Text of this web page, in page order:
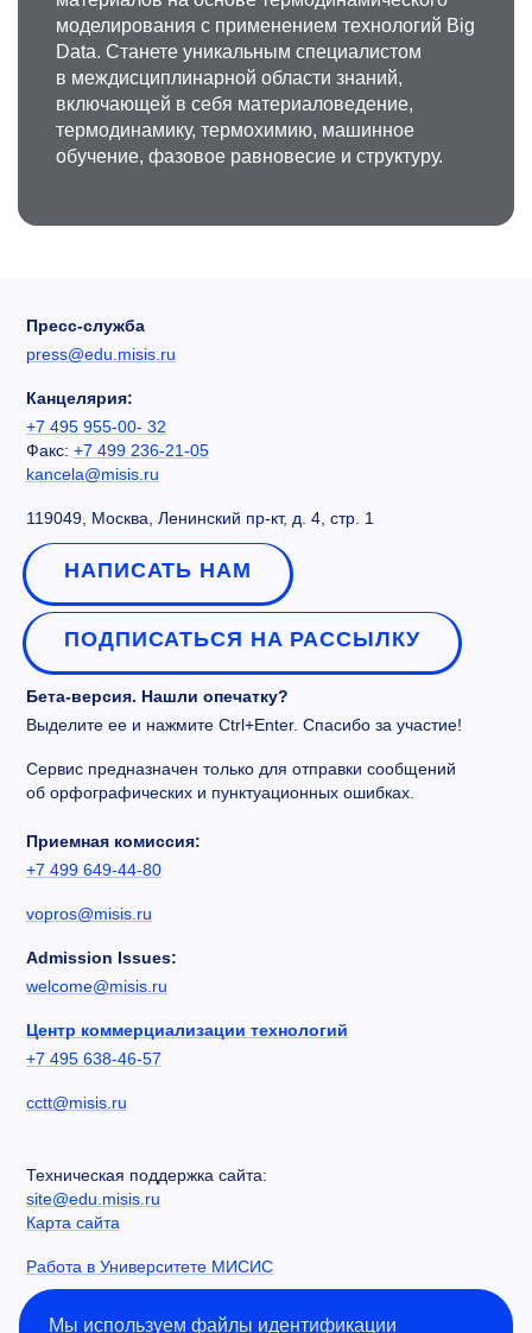
моделирования с применением технологий Big
Data. Станете уникальным специалистом
в междисциплинарной области знаний,
включающей в себя материаловедение,
термодинамику, термохимию, машинное
обучение, фазовое равновесие и структуру.
Пресс-служба
press@edu.misis.ru
Канцелярия:
+7 495 955-00- 32
Факс: +7 499 236-21-05
kancela@misis.ru
119049, Москва, Ленинский пр-кт, д. 4, стр. 1
НАПИСАТЬ НАМ
ПОДПИСАТЬСЯ НА РАССЫЛКУ
Бета-версия. Нашли опечатку?
Выделите ее и нажмите Ctrl+Enter. Спасибо за участие!
Сервис предназначен только для отправки сообщений
об орфографических и пунктуационных ошибках.
Приемная комиссия:
+7 499 649-44-80
vopros@misis.ru
Admission Issues:
welcome@misis.ru
Центр коммерциализации технологий
+7 495 638-46-57
cctt@misis.ru
Техническая поддержка сайта:
site@edu.misis.ru
Карта сайта
Работа в Университете МИСИС
Сведения об образовательной организации
Мы используем файлы идентификации